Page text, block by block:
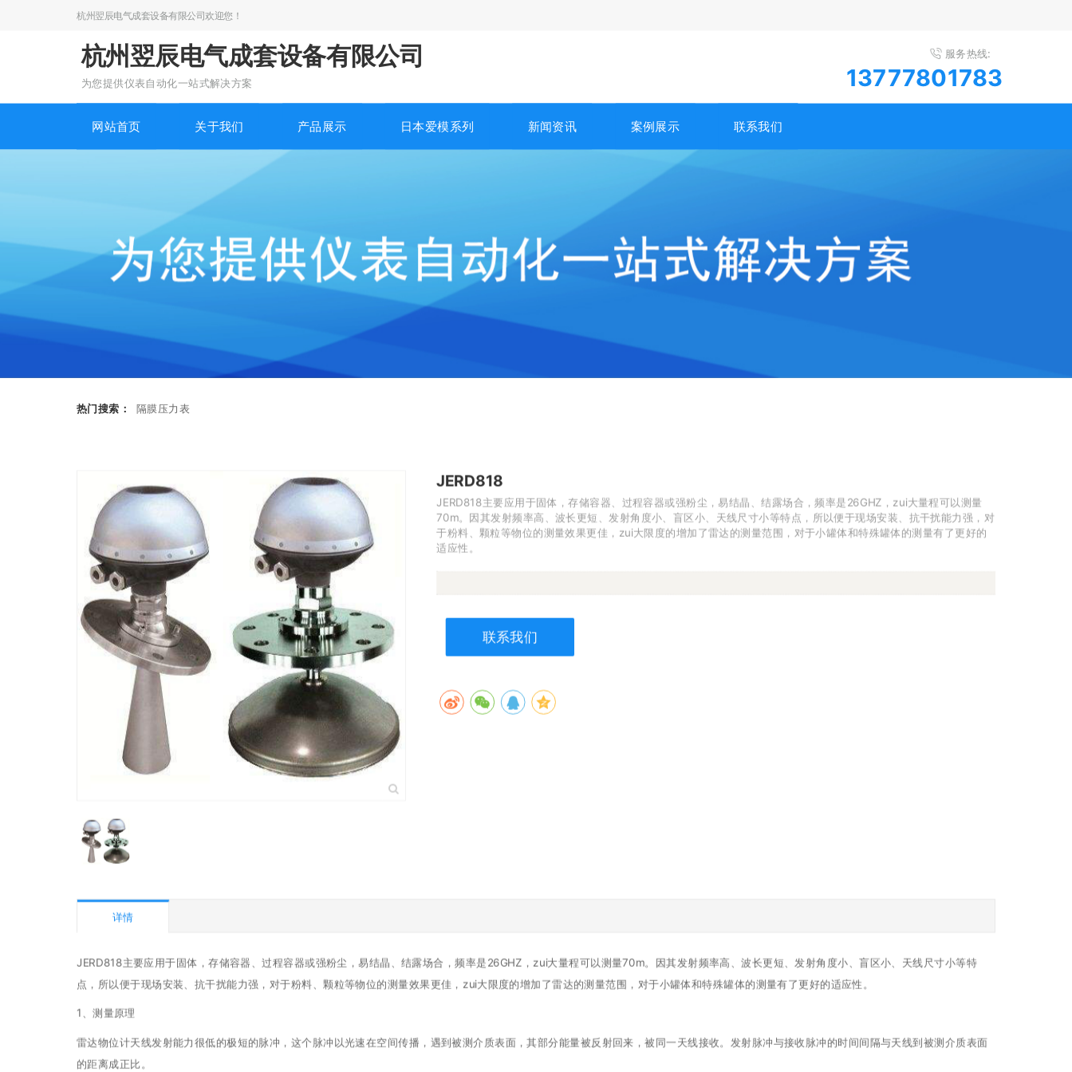
杭州翌辰电气成套设备有限公司欢迎您！
杭州翌辰电气成套设备有限公司
为您提供仪表自动化一站式解决方案
服务热线:
13777801783
网站首页 关于我们 产品展示 日本爱模系列 新闻资讯 案例展示 联系我们
热门搜索： 隔膜压力表
JERD818
JERD818主要应用于固体，存储容器、过程容器或强粉尘，易结晶、结露场合，频率是26GHZ，zui大量程可以测量
70m。因其发射频率高、波长更短、发射角度小、盲区小、天线尺寸小等特点，所以便于现场安装、抗干扰能力强，对
于粉料、颗粒等物位的测量效果更佳，zui大限度的增加了雷达的测量范围，对于小罐体和特殊罐体的测量有了更好的
适应性。
联系我们
详情
JERD818主要应用于固体，存储容器、过程容器或强粉尘，易结晶、结露场合，频率是26GHZ，zui大量程可以测量70m。因其发射频率高、波长更短、发射角度小、盲区小、天线尺寸小等特
点，所以便于现场安装、抗干扰能力强，对于粉料、颗粒等物位的测量效果更佳，zui大限度的增加了雷达的测量范围，对于小罐体和特殊罐体的测量有了更好的适应性。
1、测量原理
雷达物位计天线发射能力很低的极短的脉冲，这个脉冲以光速在空间传播，遇到被测介质表面，其部分能量被反射回来，被同一天线接收。发射脉冲与接收脉冲的时间间隔与天线到被测介质表面
的距离成正比。